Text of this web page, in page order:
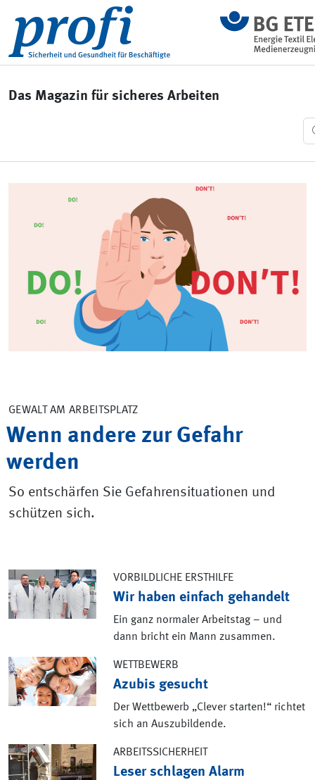
Das Magazin für sicheres Arbeiten
GEWALT AM ARBEITSPLATZ
Wenn andere zur Gefahr
werden
So entschärfen Sie Gefahrensituationen und
schützen sich.
VORBILDLICHE ERSTHILFE
Wir haben einfach gehandelt
Ein ganz normaler Arbeitstag – und
dann bricht ein Mann zusammen.
WETTBEWERB
Azubis gesucht
Der Wettbewerb „Clever starten!“ richtet
sich an Auszubildende.
ARBEITSSICHERHEIT
Leser schlagen Alarm